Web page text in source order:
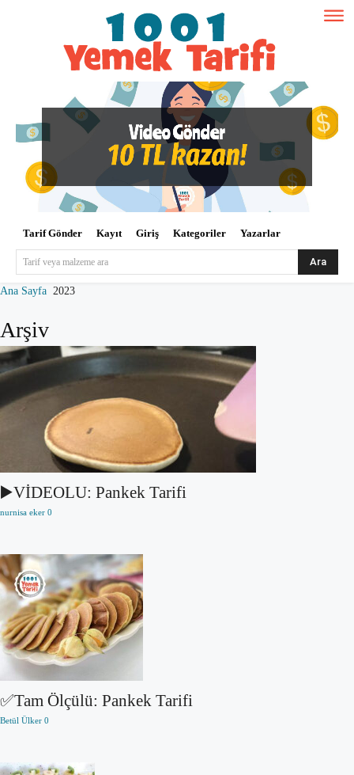
Tarif Gönder Kayıt Giriş Kategoriler Yazarlar
Tarif veya malzeme ara Ara
Ana Sayfa 2023
Arşiv
▶️VİDEOLU: Pankek Tarifi
nurnisa eker 0
✅Tam Ölçülü: Pankek Tarifi
Betül Ülker 0